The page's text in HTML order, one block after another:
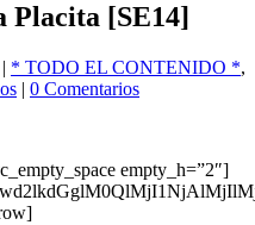
Placita [SE14]
| * TODO EL CONTENIDO *,
| 0 Comentarios
empty_h=”2″]